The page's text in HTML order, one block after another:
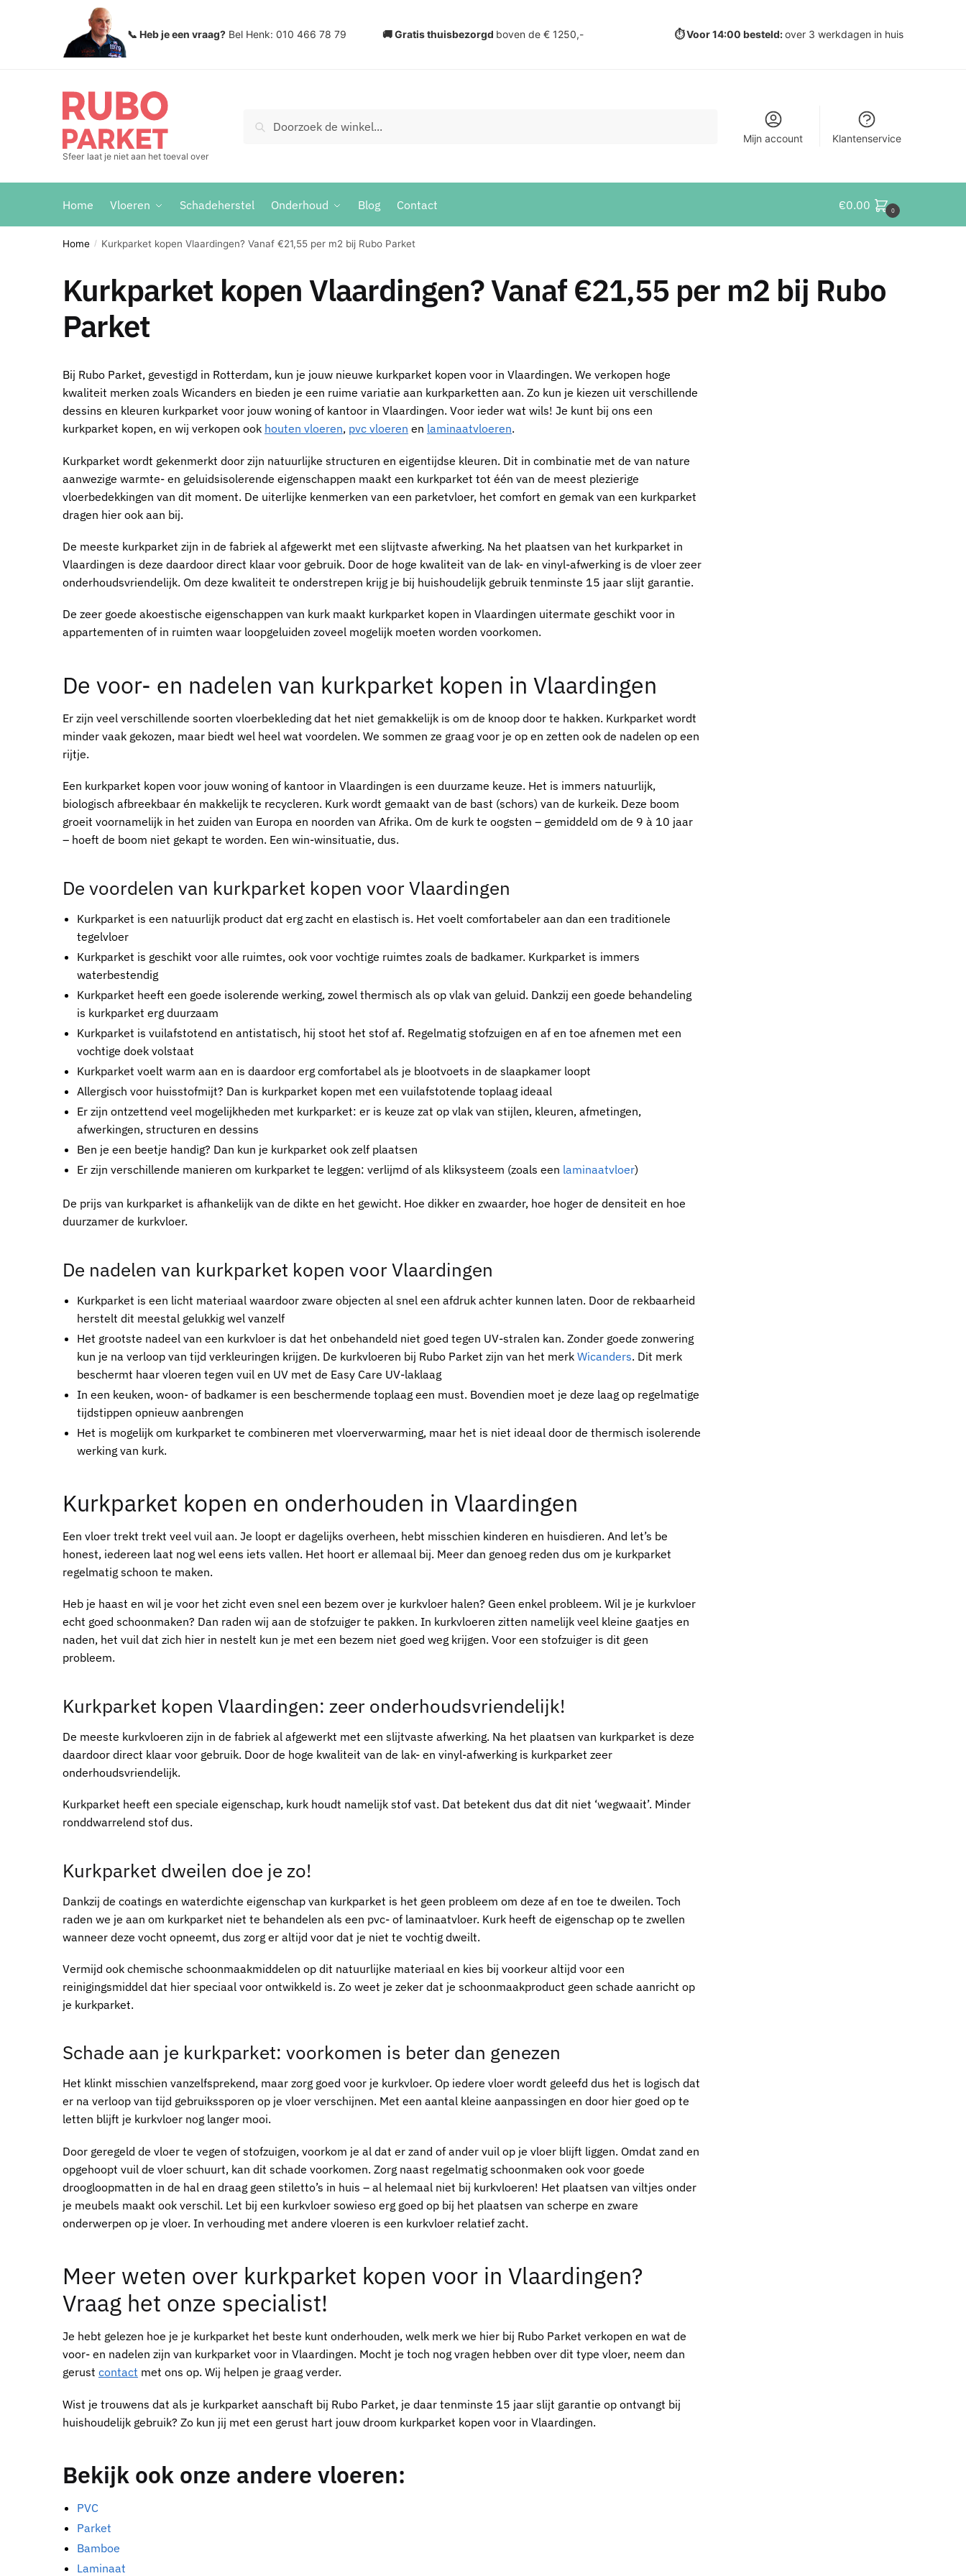
📞 Heb je een vraag? Bel Henk: 010 466 78 79 🚚 Gratis thuisbezorgd boven de € 1250,- ⏱️ Voor 14:00 besteld:over 3 werkdagen in huis
Sfeer laat je niet aan het toeval over
voor:
Mijn account Klantenservice
Home Vloeren Schadeherstel Onderhoud Blog Contact €0.00 0
Home / Kurkparket kopen Vlaardingen? Vanaf €21,55 per m2 bij Rubo Parket
Kurkparket kopen Vlaardingen? Vanaf €21,55 per m2 bij Rubo
Parket
Bij Rubo Parket, gevestigd in Rotterdam, kun je jouw nieuwe kurkparket kopen voor in Vlaardingen. We verkopen hoge
kwaliteit merken zoals Wicanders en bieden je een ruime variatie aan kurkparketten aan. Zo kun je kiezen uit verschillende
dessins en kleuren kurkparket voor jouw woning of kantoor in Vlaardingen. Voor ieder wat wils! Je kunt bij ons een
kurkparket kopen, en wij verkopen ook houten vloeren, pvc vloeren en laminaatvloeren.
Kurkparket wordt gekenmerkt door zijn natuurlijke structuren en eigentijdse kleuren. Dit in combinatie met de van nature
aanwezige warmte- en geluidsisolerende eigenschappen maakt een kurkparket tot één van de meest plezierige
vloerbedekkingen van dit moment. De uiterlijke kenmerken van een parketvloer, het comfort en gemak van een kurkparket
dragen hier ook aan bij.
De meeste kurkparket zijn in de fabriek al afgewerkt met een slijtvaste afwerking. Na het plaatsen van het kurkparket in
Vlaardingen is deze daardoor direct klaar voor gebruik. Door de hoge kwaliteit van de lak- en vinyl-afwerking is de vloer zeer
onderhoudsvriendelijk. Om deze kwaliteit te onderstrepen krijg je bij huishoudelijk gebruik tenminste 15 jaar slijt garantie.
De zeer goede akoestische eigenschappen van kurk maakt kurkparket kopen in Vlaardingen uitermate geschikt voor in
appartementen of in ruimten waar loopgeluiden zoveel mogelijk moeten worden voorkomen.
De voor- en nadelen van kurkparket kopen in Vlaardingen
Er zijn veel verschillende soorten vloerbekleding dat het niet gemakkelijk is om de knoop door te hakken. Kurkparket wordt
minder vaak gekozen, maar biedt wel heel wat voordelen. We sommen ze graag voor je op en zetten ook de nadelen op een
rijtje.
Een kurkparket kopen voor jouw woning of kantoor in Vlaardingen is een duurzame keuze. Het is immers natuurlijk,
biologisch afbreekbaar én makkelijk te recycleren. Kurk wordt gemaakt van de bast (schors) van de kurkeik. Deze boom
groeit voornamelijk in het zuiden van Europa en noorden van Afrika. Om de kurk te oogsten – gemiddeld om de 9 à 10 jaar
– hoeft de boom niet gekapt te worden. Een win-winsituatie, dus.
De voordelen van kurkparket kopen voor Vlaardingen
Kurkparket is een natuurlijk product dat erg zacht en elastisch is. Het voelt comfortabeler aan dan een traditionele
tegelvloer
Kurkparket is geschikt voor alle ruimtes, ook voor vochtige ruimtes zoals de badkamer. Kurkparket is immers
waterbestendig
Kurkparket heeft een goede isolerende werking, zowel thermisch als op vlak van geluid. Dankzij een goede behandeling
is kurkparket erg duurzaam
Kurkparket is vuilafstotend en antistatisch, hij stoot het stof af. Regelmatig stofzuigen en af en toe afnemen met een
vochtige doek volstaat
Kurkparket voelt warm aan en is daardoor erg comfortabel als je blootvoets in de slaapkamer loopt
Allergisch voor huisstofmijt? Dan is kurkparket kopen met een vuilafstotende toplaag ideaal
Er zijn ontzettend veel mogelijkheden met kurkparket: er is keuze zat op vlak van stijlen, kleuren, afmetingen,
afwerkingen, structuren en dessins
Ben je een beetje handig? Dan kun je kurkparket ook zelf plaatsen
Er zijn verschillende manieren om kurkparket te leggen: verlijmd of als kliksysteem (zoals een laminaatvloer)
De prijs van kurkparket is afhankelijk van de dikte en het gewicht. Hoe dikker en zwaarder, hoe hoger de densiteit en hoe
duurzamer de kurkvloer.
De nadelen van kurkparket kopen voor Vlaardingen
Kurkparket is een licht materiaal waardoor zware objecten al snel een afdruk achter kunnen laten. Door de rekbaarheid
herstelt dit meestal gelukkig wel vanzelf
Het grootste nadeel van een kurkvloer is dat het onbehandeld niet goed tegen UV-stralen kan. Zonder goede zonwering
kun je na verloop van tijd verkleuringen krijgen. De kurkvloeren bij Rubo Parket zijn van het merk Wicanders. Dit merk
beschermt haar vloeren tegen vuil en UV met de Easy Care UV-laklaag
In een keuken, woon- of badkamer is een beschermende toplaag een must. Bovendien moet je deze laag op regelmatige
tijdstippen opnieuw aanbrengen
Het is mogelijk om kurkparket te combineren met vloerverwarming, maar het is niet ideaal door de thermisch isolerende
werking van kurk.
Kurkparket kopen en onderhouden in Vlaardingen
Een vloer trekt trekt veel vuil aan. Je loopt er dagelijks overheen, hebt misschien kinderen en huisdieren. And let’s be
honest, iedereen laat nog wel eens iets vallen. Het hoort er allemaal bij. Meer dan genoeg reden dus om je kurkparket
regelmatig schoon te maken.
Heb je haast en wil je voor het zicht even snel een bezem over je kurkvloer halen? Geen enkel probleem. Wil je je kurkvloer
echt goed schoonmaken? Dan raden wij aan de stofzuiger te pakken. In kurkvloeren zitten namelijk veel kleine gaatjes en
naden, het vuil dat zich hier in nestelt kun je met een bezem niet goed weg krijgen. Voor een stofzuiger is dit geen
probleem.
Kurkparket kopen Vlaardingen: zeer onderhoudsvriendelijk!
De meeste kurkvloeren zijn in de fabriek al afgewerkt met een slijtvaste afwerking. Na het plaatsen van kurkparket is deze
daardoor direct klaar voor gebruik. Door de hoge kwaliteit van de lak- en vinyl-afwerking is kurkparket zeer
onderhoudsvriendelijk.
Kurkparket heeft een speciale eigenschap, kurk houdt namelijk stof vast. Dat betekent dus dat dit niet ‘wegwaait’. Minder
ronddwarrelend stof dus.
Kurkparket dweilen doe je zo!
Dankzij de coatings en waterdichte eigenschap van kurkparket is het geen probleem om deze af en toe te dweilen. Toch
raden we je aan om kurkparket niet te behandelen als een pvc- of laminaatvloer. Kurk heeft de eigenschap op te zwellen
wanneer deze vocht opneemt, dus zorg er altijd voor dat je niet te vochtig dweilt.
Vermijd ook chemische schoonmaakmiddelen op dit natuurlijke materiaal en kies bij voorkeur altijd voor een
reinigingsmiddel dat hier speciaal voor ontwikkeld is. Zo weet je zeker dat je schoonmaakproduct geen schade aanricht op
je kurkparket.
Schade aan je kurkparket: voorkomen is beter dan genezen
Het klinkt misschien vanzelfsprekend, maar zorg goed voor je kurkvloer. Op iedere vloer wordt geleefd dus het is logisch dat
er na verloop van tijd gebruikssporen op je vloer verschijnen. Met een aantal kleine aanpassingen en door hier goed op te
letten blijft je kurkvloer nog langer mooi.
Door geregeld de vloer te vegen of stofzuigen, voorkom je al dat er zand of ander vuil op je vloer blijft liggen. Omdat zand en
opgehoopt vuil de vloer schuurt, kan dit schade voorkomen. Zorg naast regelmatig schoonmaken ook voor goede
droogloopmatten in de hal en draag geen stiletto’s in huis – al helemaal niet bij kurkvloeren! Het plaatsen van viltjes onder
je meubels maakt ook verschil. Let bij een kurkvloer sowieso erg goed op bij het plaatsen van scherpe en zware
onderwerpen op je vloer. In verhouding met andere vloeren is een kurkvloer relatief zacht.
Meer weten over kurkparket kopen voor in Vlaardingen?
Vraag het onze specialist!
Je hebt gelezen hoe je je kurkparket het beste kunt onderhouden, welk merk we hier bij Rubo Parket verkopen en wat de
voor- en nadelen zijn van kurkparket voor in Vlaardingen. Mocht je toch nog vragen hebben over dit type vloer, neem dan
gerust contact met ons op. Wij helpen je graag verder.
Wist je trouwens dat als je kurkparket aanschaft bij Rubo Parket, je daar tenminste 15 jaar slijt garantie op ontvangt bij
huishoudelijk gebruik? Zo kun jij met een gerust hart jouw droom kurkparket kopen voor in Vlaardingen.
Bekijk ook onze andere vloeren:
PVC
Parket
Bamboe
Laminaat